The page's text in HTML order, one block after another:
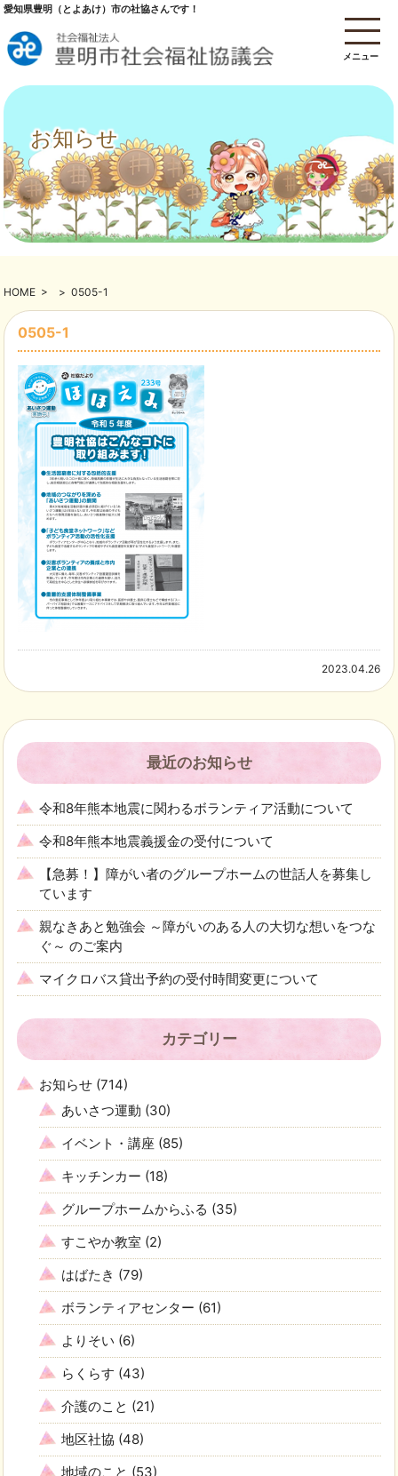
メニュー
愛知県豊明（とよあけ）市の社協さんです！
お知らせ
HOME > > 0505-1
0505-1
2023.04.26
最近のお知らせ
令和8年熊本地震に関わるボランティア活動について
令和8年熊本地震義援金の受付について
【急募！】障がい者のグループホームの世話人を募集し
ています
親なきあと勉強会 ～障がいのある人の大切な想いをつな
ぐ～ のご案内
マイクロバス貸出予約の受付時間変更について
カテゴリー
お知らせ (714)
あいさつ運動 (30)
イベント・講座 (85)
キッチンカー (18)
グループホームからふる (35)
すこやか教室 (2)
はばたき (79)
ボランティアセンター (61)
よりそい (6)
らくらす (43)
介護のこと (21)
地区社協 (48)
地域のこと (53)